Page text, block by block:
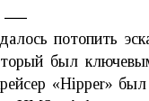
потопить
был
«Hipper» был